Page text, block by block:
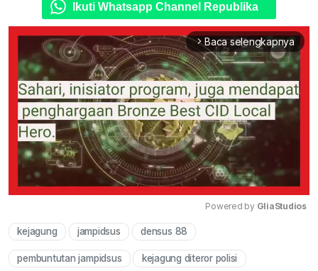
Ikuti Whatsapp Channel Republika
arrow_forward_ios Baca selengkapnya
Powered by GliaStudios
kejagung jampidsus densus 88
pembuntutan jampidsus kejagung diteror polisi